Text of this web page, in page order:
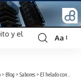
Font
Aa
> Blog > Sabores > El helado con queso, una tradición que busca su propio día en el calendario ecuatoriano